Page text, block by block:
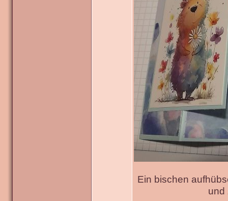
Ein bischen
und